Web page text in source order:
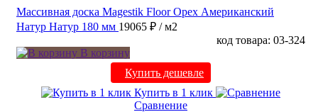
Массивная доска Magestik Floor Орех Американский
Натур Натур 180 мм 19065 ₽ / м2
код товара: 03-324
В корзину
Купить дешевле
Купить в 1 клик
Сравнение